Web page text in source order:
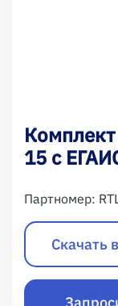
15 с
Партномер:
Скачать